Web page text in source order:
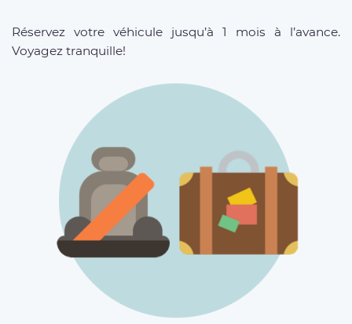
Réservez votre véhicule jusqu’à 1 mois à l’avance.
Voyagez tranquille!